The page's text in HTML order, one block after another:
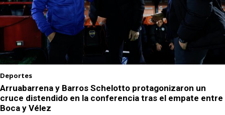
Deportes
Arruabarrena y Barros Schelotto protagonizaron un
cruce distendido en la conferencia tras el empate entre
Boca y Vélez